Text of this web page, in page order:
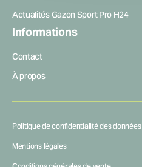
Actualités Gazon Sport Pro H24
Informations
Contact
À propos
Politique de confidentialité des données
Mentions légales